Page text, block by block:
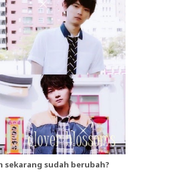
sekarang sudah berubah?